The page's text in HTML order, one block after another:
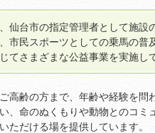
仙台市の指定管理者として施設
市民スポーツとしての乗馬の普
てさまざまな公益事業を実施し
高齢の方まで、年齢や経験を問
、命のぬくもりや動物とのコミ
ただける場を提供しています。